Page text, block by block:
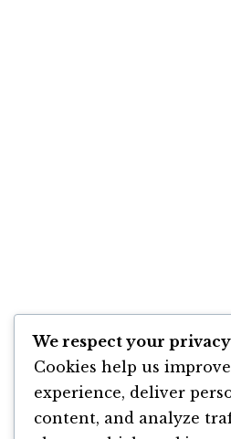
We respect your privacy
Cookies help us
experience, deliver
content, and analyze